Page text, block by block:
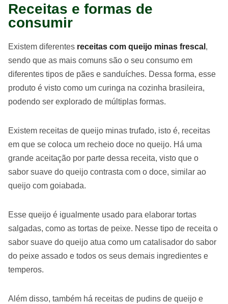
Receitas e formas de
consumir
Existem diferentes receitas com queijo minas frescal ,
sendo que as mais comuns são o seu consumo em
diferentes tipos de pães e sanduíches. Dessa forma, esse
produto é visto como um curinga na cozinha brasileira,
podendo ser explorado de múltiplas formas.
Existem receitas de queijo minas trufado, isto é, receitas
em que se coloca um recheio doce no queijo. Há uma
grande aceitação por parte dessa receita, visto que o
sabor suave do queijo contrasta com o doce, similar ao
queijo com goiabada.
Esse queijo é igualmente usado para elaborar tortas
salgadas, como as tortas de peixe. Nesse tipo de receita o
sabor suave do queijo atua como um catalisador do sabor
do peixe assado e todos os seus demais ingredientes e
temperos.
Além disso, também há receitas de pudins de queijo e